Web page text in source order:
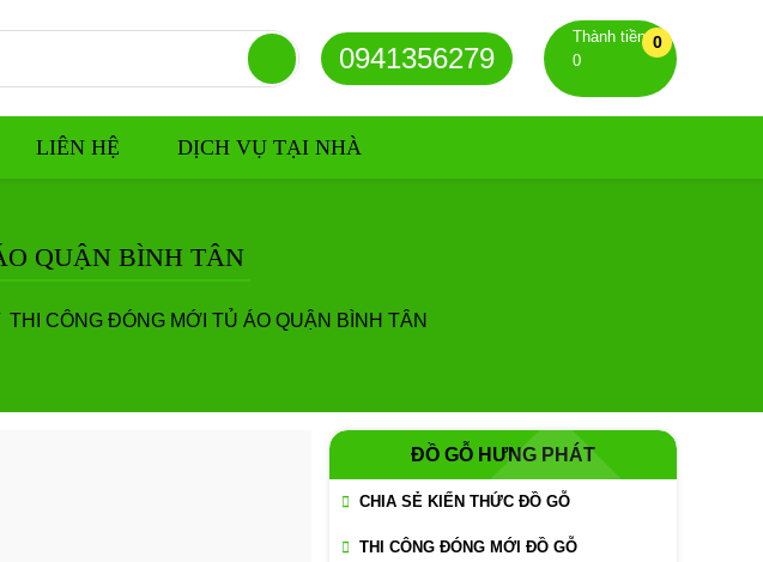
0941356279
Thành tiền
0
0
LIÊN HỆ DỊCH VỤ TẠI NHÀ
QUẬN BÌNH TÂN
THI CÔNG ĐÓNG MỚI TỦ ÁO QUẬN BÌNH TÂN
ĐỒ GỖ HƯNG PHÁT
CHIA SẺ KIẾN THỨC ĐỒ GỖ
THI CÔNG ĐÓNG MỚI ĐỒ GỖ